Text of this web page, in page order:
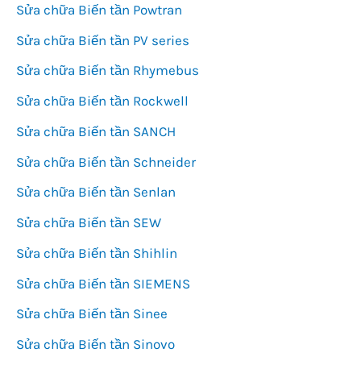
Sửa chữa Biến tần Powtran
Sửa chữa Biến tần PV series
Sửa chữa Biến tần Rhymebus
Sửa chữa Biến tần Rockwell
Sửa chữa Biến tần SANCH
Sửa chữa Biến tần Schneider
Sửa chữa Biến tần Senlan
Sửa chữa Biến tần SEW
Sửa chữa Biến tần Shihlin
Sửa chữa Biến tần SIEMENS
Sửa chữa Biến tần Sinee
Sửa chữa Biến tần Sinovo